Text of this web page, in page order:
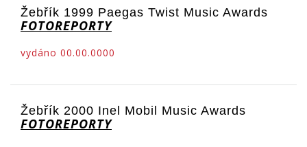
Žebřík 1999 Paegas Twist Music Awards
FOTOREPORTY
vydáno 00.00.0000
Žebřík 2000 Inel Mobil Music Awards
FOTOREPORTY